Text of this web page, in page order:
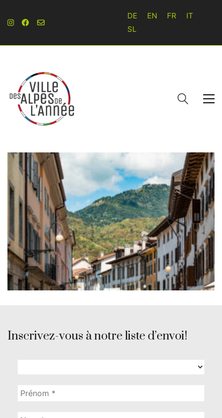
DE EN FR
IT
SL
Inscrivez-vous à notre liste d’envoi!